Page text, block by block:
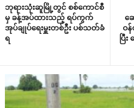
ဘုရားသုံးဆူမြို့တွင် စစ်‌ကောင်စီ
မှ ခန့်အပ်ထားသည့် ရပ်ကွက်
အုပ်ချုပ်‌ရေးမှူးတစ်ဦး ပစ်သတ်ခံ
ရ
ဆ
ဝန်
ပြီ